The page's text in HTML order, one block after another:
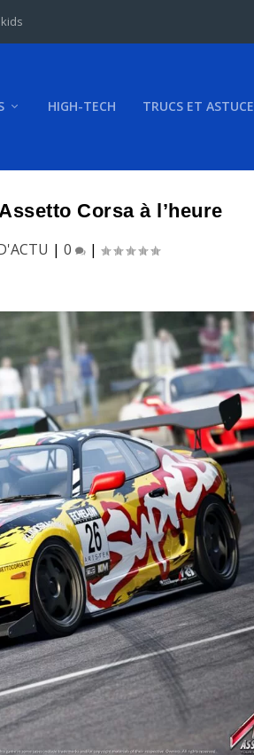
HIGH-TECH TRUCS ET
Corsa à l’heure
| 0 |